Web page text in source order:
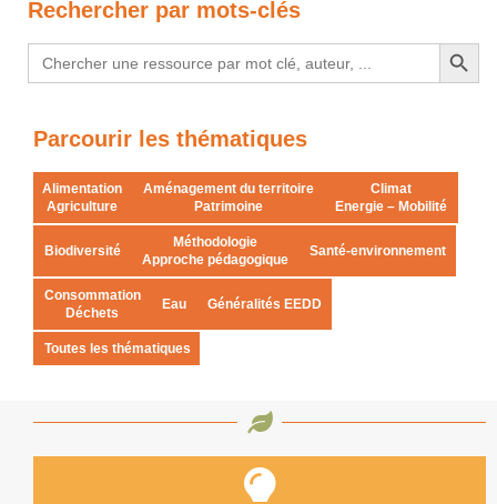
Rechercher par mots-clés
Search
for:
Search Button
Parcourir les thématiques
Alimentation
Agriculture
Aménagement du territoire
Patrimoine
Climat
Energie – Mobilité
Biodiversité
Méthodologie
Approche pédagogique
Santé-environnement
Consommation
Déchets
Eau Généralités EEDD
Toutes les thématiques